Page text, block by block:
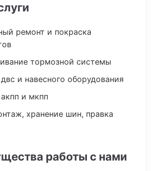
ремонт и покраска
тормозной системы
и навесного оборудования
и мкпп
хранение шин, правка
работы с нами